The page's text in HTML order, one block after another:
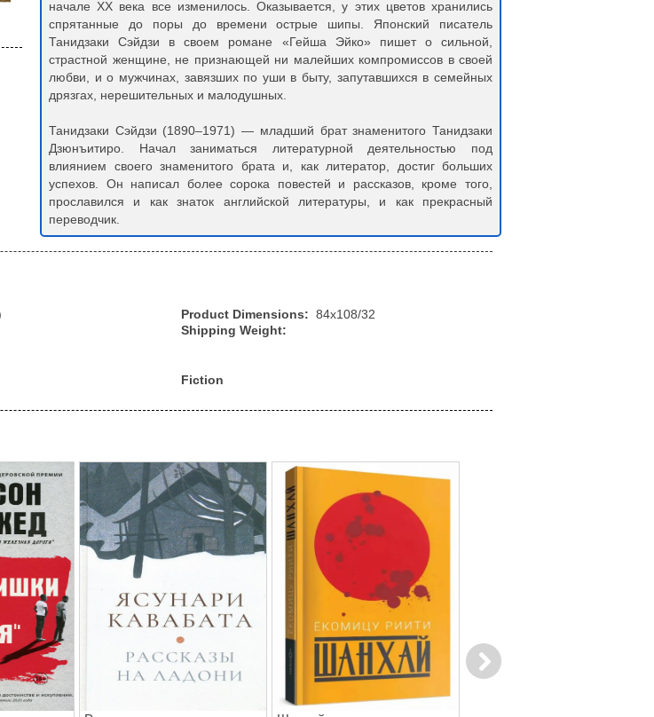
начале ХХ века все изменилось. Оказывается, у этих цветов хранились
спрятанные до поры до времени острые шипы. Японский писатель
Танидзаки Сэйдзи в своем романе «Гейша Эйко» пишет о сильной,
страстной женщине, не признающей ни малейших компромиссов в своей
любви, и о мужчинах, завязших по уши в быту, запутавшихся в семейных
дрязгах, нерешительных и малодушных.
Танидзаки Сэйдзи (1890–1971) — младший брат знаменитого Танидзаки
Дзюнъитиро. Начал заниматься литературной деятельностью под
влиянием своего знаменитого брата и, как литератор, достиг больших
успехов. Он написал более сорока повестей и рассказов, кроме того,
прославился и как знаток английской литературы, и как прекрасный
переводчик.
Product Dimensions: 84x108/32
Shipping Weight:
Fiction
Next